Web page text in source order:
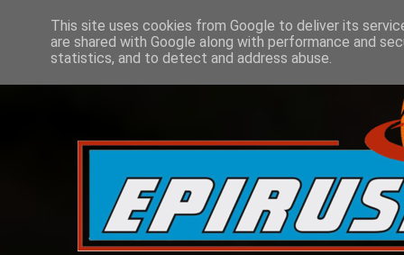
This site uses cookies from Google to deliver its
are shared with Google along with performance and
statistics, and to detect and address abuse.